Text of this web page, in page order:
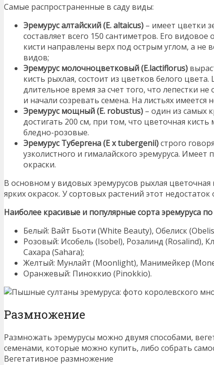
Самые распространенные в саду виды:
Эремурус алтайский (Е. altaicus) – имеет цветки
составляет всего 150 сантиметров. Его
кисти направлены верх под острым углом, а не
видов;
Эремурус молочноцветковый (E.lactiflorus)
кисть рыхлая, состоит из цветков белого
длительное время за счет того, что лепестки
и начали созревать семена. На листьях имеется
Эремурус мощный (E. robustus) – один из самых
достигать 200 см, при том, что цветочная
бледно-розовые.
Эремурус Тубергена (Е х tubergenii)строго
узколистного и гималайского эремуруса.
окраски.
В основном у видовых эремурусов рыхлая
ярких окрасок. У сортовых растений этот недостаток
Наиболее красивые и популярные сорта эремуруса
Белый: Вайт Бьоти (White Beauty), Обелиск
Розовый: Исобель (Isobel), Розалинд (Rosalind),
Сахара (Sahara);
Желтый: Мунлайт (Moonlight), Манимейкер
Оранжевый: Пиноккио (Pinokkio).
Размножение
Размножать эремурусы можно двумя способами,
семенами, которые можно купить, либо собрать
Вегетативное размножение